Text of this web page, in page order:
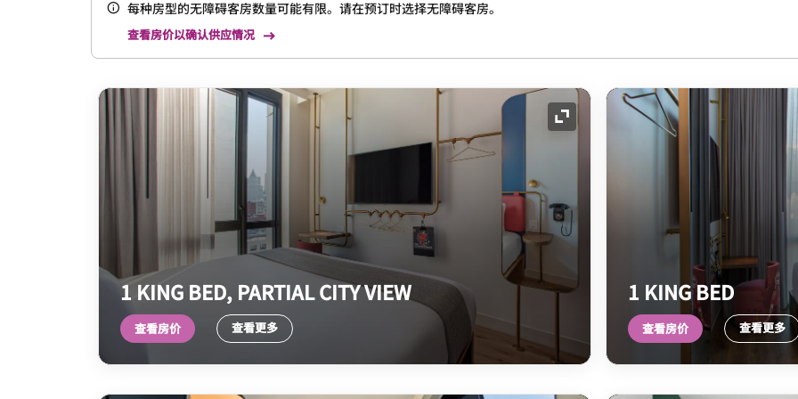
每种房型的无障碍客房数量可能有限。请在预订时选择无障碍客房。
查看房价以确认供应情况
展开图标
1 KING BED, PARTIAL CITY VIEW
查看房价 查看更多
1 KING BED
查看房价 查看更多